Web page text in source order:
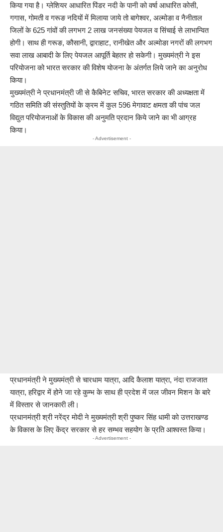
किया गया है। ग्लेशियर आधारित पिंडर नदी के पानी को वर्षा आधारित कोसी,
गगास, गोमती व गरूङ नदियों में मिलाया जाये तो बागेश्वर, अल्मोङा व नैनीताल
जिलों के 625 गांवों की लगभग 2 लाख जनसंख्या पेयजल व सिंचाई से लाभान्वित
होगी। साथ ही गरूङ, कौसानी, द्वाराहाट, रानीखेत और अल्मोङा नगरों की लगभग
सवा लाख आबादी के लिए पेयजल आपूर्ति बेहतर हो सकेगी। मुख्यमंत्री ने इस
परियोजना को भारत सरकार की विशेष योजना के अंतर्गत लिये जाने का अनुरोध
किया।
मुख्यमंत्री ने प्रधानमंत्री जी से कैबिनेट सचिव, भारत सरकार की अध्यक्षता में
गठित समिति की संस्तुतियों के क्रम में कुल 596 मेगावाट क्षमता की पांच जल
विद्युत परियोजनाओं के विकास की अनुमति प्रदान किये जाने का भी आग्रह
किया।
- Advertisement -
प्रधानमंत्री ने मुख्यमंत्री से चारधाम यात्रा, आदि कैलाश यात्रा, नंदा राजजात
यात्रा, हरिद्वार में होने जा रहे कुम्भ के साथ ही प्रदेश में जल जीवन मिशन के बारे
में विस्तार से जानकारी ली।
प्रधानमंत्री श्री नरेंद्र मोदी ने मुख्यमंत्री श्री पुष्कर सिंह धामी को उत्तराखण्ड
के विकास के लिए केंद्र सरकार से हर सम्भव सहयोग के प्रति आश्वस्त किया।
- Advertisement -